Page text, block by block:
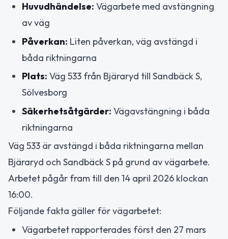
Huvudhändelse: Vägarbete med avstängning
av väg
Påverkan: Liten påverkan, väg avstängd i
båda riktningarna
Plats: Väg 533 från Bjäraryd till Sandbäck S,
Sölvesborg
Säkerhetsåtgärder: Vägavstängning i båda
riktningarna
Väg 533 är avstängd i båda riktningarna mellan
Bjäraryd och Sandbäck S på grund av vägarbete.
Arbetet pågår fram till den 14 april 2026 klockan
16:00.
Följande fakta gäller för vägarbetet:
Vägarbetet rapporterades först den 27 mars